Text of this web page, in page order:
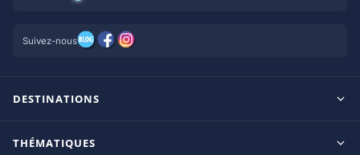
Suivez-nous
DESTINATIONS
THÉMATIQUES